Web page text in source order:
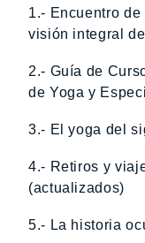
1.- Encuentro
visión integral
2.- Guía de
de Yoga y
3.- El yoga del
4.- Retiros y
(actualizados)
5.- La historia